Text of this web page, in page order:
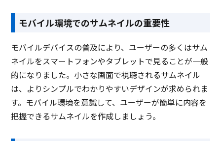
モバイル環境でのサムネイルの重要性
モバイルデバイスの普及により、ユーザーの多くはサム
ネイルをスマートフォンやタブレットで見ることが一般
的になりました。小さな画面で視聴されるサムネイル
は、よりシンプルでわかりやすいデザインが求められま
す。モバイル環境を意識して、ユーザーが簡単に内容を
把握できるサムネイルを作成しましょう。